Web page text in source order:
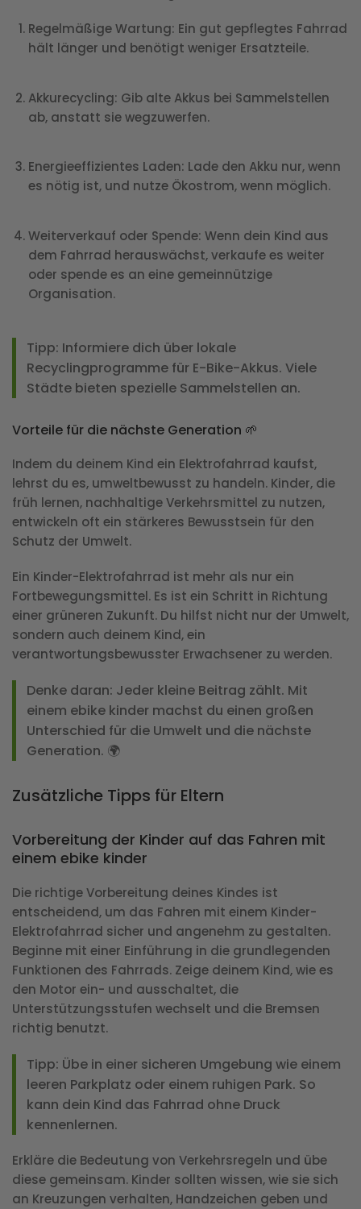
Regelmäßige Wartung: Ein gut gepflegtes Fahrrad
hält länger und benötigt weniger Ersatzteile.
Akkurecycling: Gib alte Akkus bei Sammelstellen
ab, anstatt sie wegzuwerfen.
Energieeffizientes Laden: Lade den Akku nur, wenn
es nötig ist, und nutze Ökostrom, wenn möglich.
Weiterverkauf oder Spende: Wenn dein Kind aus
dem Fahrrad herauswächst, verkaufe es weiter
oder spende es an eine gemeinnützige
Organisation.
Tipp: Informiere dich über lokale
Recyclingprogramme für E-Bike-Akkus. Viele
Städte bieten spezielle Sammelstellen an.
Vorteile für die nächste Generation 🌱
Indem du deinem Kind ein Elektrofahrrad kaufst,
lehrst du es, umweltbewusst zu handeln. Kinder, die
früh lernen, nachhaltige Verkehrsmittel zu nutzen,
entwickeln oft ein stärkeres Bewusstsein für den
Schutz der Umwelt.
Ein Kinder-Elektrofahrrad ist mehr als nur ein
Fortbewegungsmittel. Es ist ein Schritt in Richtung
einer grüneren Zukunft. Du hilfst nicht nur der Umwelt,
sondern auch deinem Kind, ein
verantwortungsbewusster Erwachsener zu werden.
Denke daran: Jeder kleine Beitrag zählt. Mit
einem ebike kinder machst du einen großen
Unterschied für die Umwelt und die nächste
Generation. 🌍
Zusätzliche Tipps für Eltern
Vorbereitung der Kinder auf das Fahren mit
einem ebike kinder
Die richtige Vorbereitung deines Kindes ist
entscheidend, um das Fahren mit einem Kinder-
Elektrofahrrad sicher und angenehm zu gestalten.
Beginne mit einer Einführung in die grundlegenden
Funktionen des Fahrrads. Zeige deinem Kind, wie es
den Motor ein- und ausschaltet, die
Unterstützungsstufen wechselt und die Bremsen
richtig benutzt.
Tipp: Übe in einer sicheren Umgebung wie einem
leeren Parkplatz oder einem ruhigen Park. So
kann dein Kind das Fahrrad ohne Druck
kennenlernen.
Erkläre die Bedeutung von Verkehrsregeln und übe
diese gemeinsam. Kinder sollten wissen, wie sie sich
an Kreuzungen verhalten, Handzeichen geben und